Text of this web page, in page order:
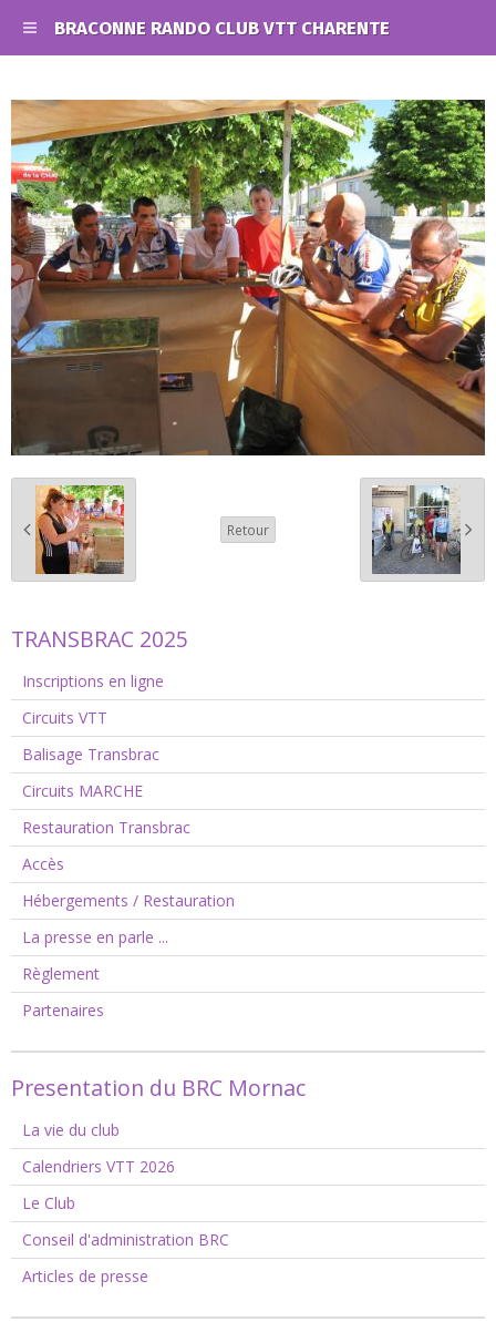
BRACONNE RANDO CLUB VTT CHARENTE
Retour
TRANSBRAC 2025
Inscriptions en ligne
Circuits VTT
Balisage Transbrac
Circuits MARCHE
Restauration Transbrac
Accès
Hébergements / Restauration
La presse en parle ...
Règlement
Partenaires
Presentation du BRC Mornac
La vie du club
Calendriers VTT 2026
Le Club
Conseil d'administration BRC
Articles de presse